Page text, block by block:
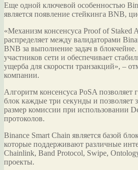
Еще одной ключевой особенностью
является появление стейкинга BNB,
«Механизм консенсуса Proof of Staked
распределяет между валидаторами
BNB за выполнение задач в
участников сети и обеспечивает
ущерба для скорости транзакций», –
компании.
Алгоритм консенсуса PoSA позволяет
блок каждые три секунды и позволяет
размер комиссии при использовании
протоколов.
Binance Smart Chain является базой
которые поддерживают различные
Chainlink, Band Protocol, Swipe,
проекты.